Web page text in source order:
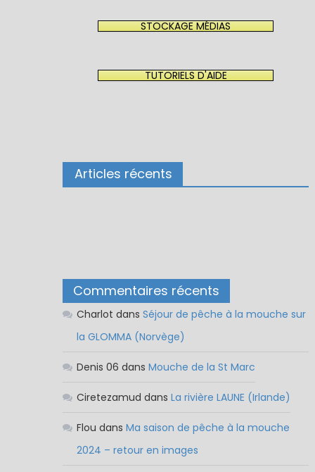
STOCKAGE MÉDIAS
TUTORIELS D'AIDE
Articles récents
Commentaires récents
Charlot dans Séjour de pêche à la mouche sur
la GLOMMA (Norvège)
Denis 06 dans Mouche de la St Marc
Ciretezamud dans La rivière LAUNE (Irlande)
Flou dans Ma saison de pêche à la mouche
2024 – retour en images